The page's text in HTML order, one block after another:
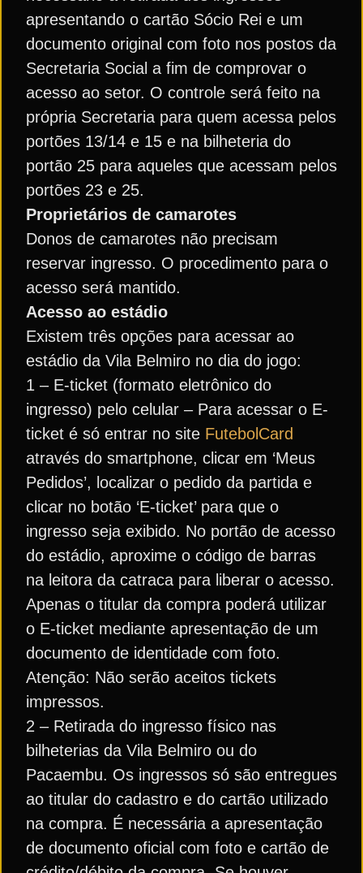
apresentando o cartão Sócio Rei e um
documento original com foto nos postos da
Secretaria Social a fim de comprovar o
acesso ao setor. O controle será feito na
própria Secretaria para quem acessa pelos
portões 13/14 e 15 e na bilheteria do
portão 25 para aqueles que acessam pelos
portões 23 e 25.
Proprietários de camarotes
Donos de camarotes não precisam
reservar ingresso. O procedimento para o
acesso será mantido.
Acesso ao estádio
Existem três opções para acessar ao
estádio da Vila Belmiro no dia do jogo:
1 – E-ticket (formato eletrônico do
ingresso) pelo celular – Para acessar o E-
ticket é só entrar no site FutebolCard
através do smartphone, clicar em ‘Meus
Pedidos’, localizar o pedido da partida e
clicar no botão ‘E-ticket’ para que o
ingresso seja exibido. No portão de acesso
do estádio, aproxime o código de barras
na leitora da catraca para liberar o acesso.
Apenas o titular da compra poderá utilizar
o E-ticket mediante apresentação de um
documento de identidade com foto.
Atenção: Não serão aceitos tickets
impressos.
2 – Retirada do ingresso físico nas
bilheterias da Vila Belmiro ou do
Pacaembu. Os ingressos só são entregues
ao titular do cadastro e do cartão utilizado
na compra. É necessária a apresentação
de documento oficial com foto e cartão de